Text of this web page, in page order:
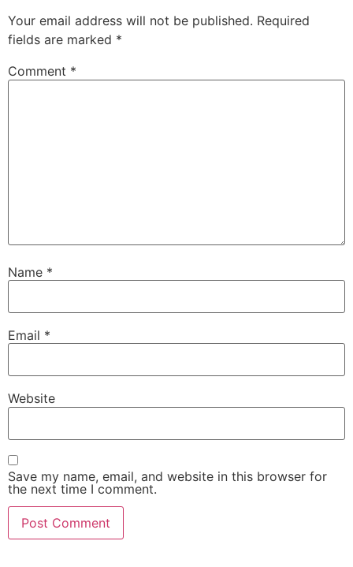
Your email address will not be published. Required
fields are marked *
Comment *
Name *
Email *
Website
Save my name, email, and website in this browser for
the next time I comment.